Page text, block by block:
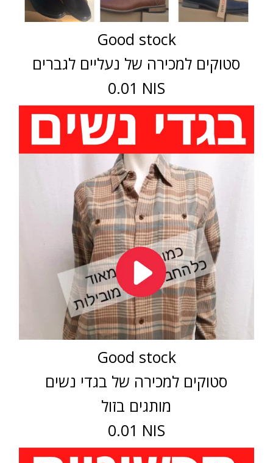
Good stock
סטוקים למכירה של נעליים לגברים
0.01 NIS
Good stock
סטוקים למכירה של בגדי נשים
מותגים בזול
0.01 NIS